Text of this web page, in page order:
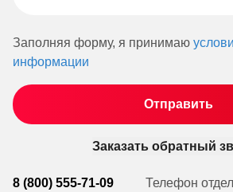
Заполняя форму, я принимаю
информации
Заказать обратный
8 (800) 555-71-09 Телефон